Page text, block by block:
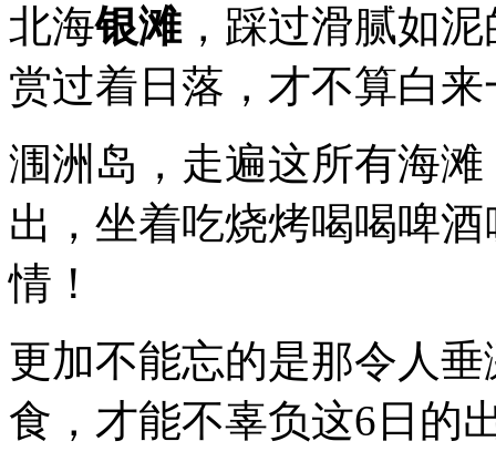
北海银滩，踩过滑腻如
赏过着日落，才不算白来
涠洲岛，走遍这所有海
出，坐着吃烧烤喝喝啤
情！
更加不能忘的是那令人
食，才能不辜负这6日的